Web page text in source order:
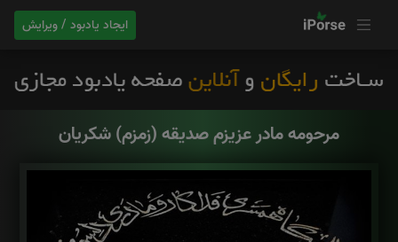
ایجاد یادبود / ویرایش
مرحومه مادر عزیزم صدیقه (زمزم) شکریان